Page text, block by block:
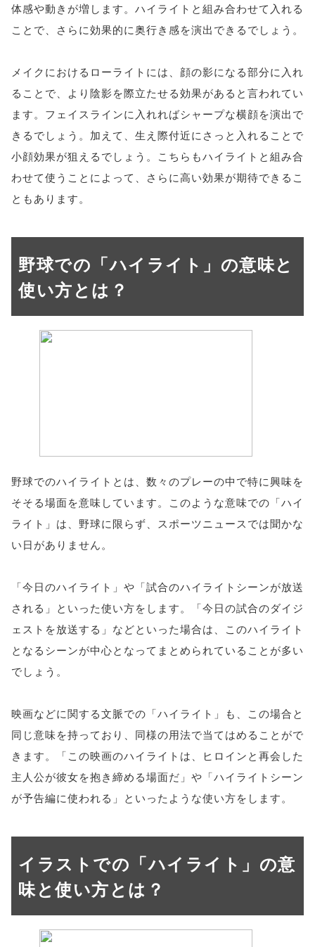
体感や動きが増します。ハイライトと組み合わせて入れる
ことで、さらに効果的に奥行き感を演出できるでしょう。
メイクにおけるローライトには、顔の影になる部分に入れ
ることで、より陰影を際立たせる効果があると言われてい
ます。フェイスラインに入れればシャープな横顔を演出で
きるでしょう。加えて、生え際付近にさっと入れることで
小顔効果が狙えるでしょう。こちらもハイライトと組み合
わせて使うことによって、さらに高い効果が期待できるこ
ともあります。
野球での「ハイライト」の意味と
使い方とは？
野球でのハイライトとは、数々のプレーの中で特に興味を
そそる場面を意味しています。このような意味での「ハイ
ライト」は、野球に限らず、スポーツニュースでは聞かな
い日がありません。
「今日のハイライト」や「試合のハイライトシーンが放送
される」といった使い方をします。「今日の試合のダイジ
ェストを放送する」などといった場合は、このハイライト
となるシーンが中心となってまとめられていることが多い
でしょう。
映画などに関する文脈での「ハイライト」も、この場合と
同じ意味を持っており、同様の用法で当てはめることがで
きます。「この映画のハイライトは、ヒロインと再会した
主人公が彼女を抱き締める場面だ」や「ハイライトシーン
が予告編に使われる」といったような使い方をします。
イラストでの「ハイライト」の意
味と使い方とは？